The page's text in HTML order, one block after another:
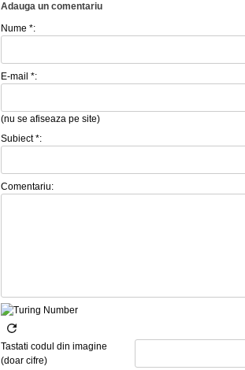
Adauga un comentariu
Nume *:
E-mail *:
(nu se afiseaza pe site)
Subiect *:
Comentariu:
Tastati codul din imagine
(doar cifre)